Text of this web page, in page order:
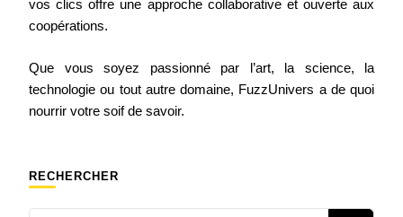
vos clics offre une approche collaborative et ouverte aux
coopérations.
Que vous soyez passionné par l’art, la science, la
technologie ou tout autre domaine, FuzzUnivers a de quoi
nourrir votre soif de savoir.
RECHERCHER